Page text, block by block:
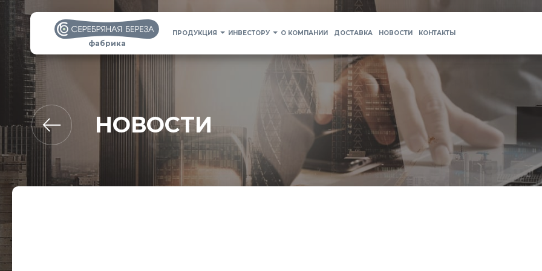
фабрика
ПРОДУКЦИЯ ИНВЕСТОРУ О КОМПАНИИ ДОСТАВКА НОВОСТИ КОНТАКТЫ
НОВОСТИ